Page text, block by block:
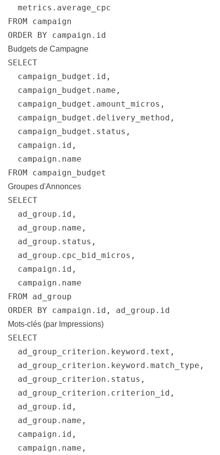
  metrics.average_cpc
FROM campaign
ORDER BY campaign.id
Budgets de Campagne
SELECT
  campaign_budget.id,
  campaign_budget.name,
  campaign_budget.amount_micros,
  campaign_budget.delivery_method,
  campaign_budget.status,
  campaign.id,
  campaign.name
FROM campaign_budget
Groupes d'Annonces
SELECT
  ad_group.id,
  ad_group.name,
  ad_group.status,
  ad_group.cpc_bid_micros,
  campaign.id,
  campaign.name
FROM ad_group
ORDER BY campaign.id, ad_group.id
Mots-clés (par Impressions)
SELECT
  ad_group_criterion.keyword.text,
  ad_group_criterion.keyword.match_type,
  ad_group_criterion.status,
  ad_group_criterion.criterion_id,
  ad_group.id,
  ad_group.name,
  campaign.id,
  campaign.name,